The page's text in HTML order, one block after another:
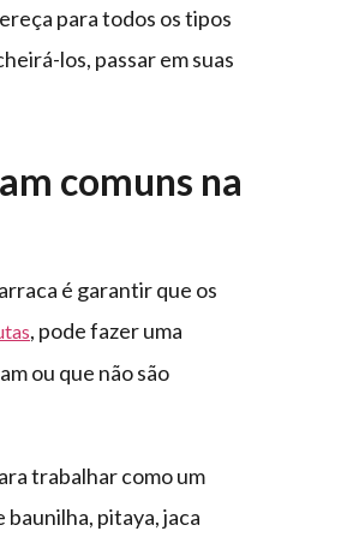
para todos os tipos
los, passar em suas
comuns na
é garantir que os
, pode fazer uma
ou que não são
trabalhar como um
pitaya, jaca